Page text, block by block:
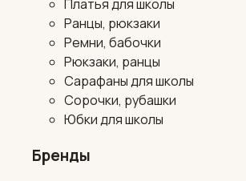
Платья для школы
Ранцы, рюкзаки
Ремни, бабочки
Рюкзаки, ранцы
Сарафаны для школы
Сорочки, рубашки
Юбки для школы
Бренды